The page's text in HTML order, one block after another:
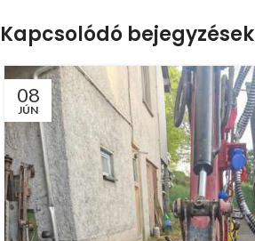
Kapcsolódó bejegyzések
08
JÚN